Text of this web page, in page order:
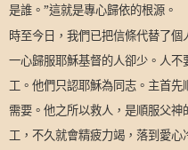
是誰。”這就是專心歸依的根源。
時至今日，我們已把信條代替了
一心歸服耶穌基督的人卻少。人
工。他們只認耶穌為同志。主首
需要。他之所以救人，是順服父
工，不久就會精疲力竭，落到愛